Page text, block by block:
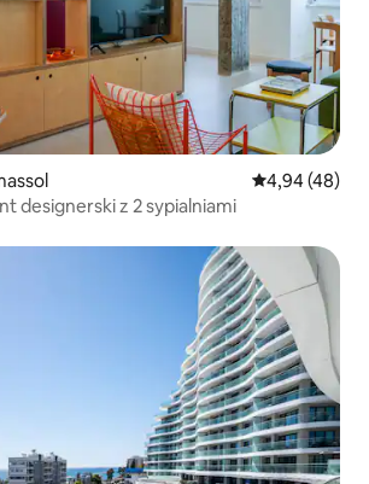
Średnia
4,94 (48)
designerski z 2 sypialniami